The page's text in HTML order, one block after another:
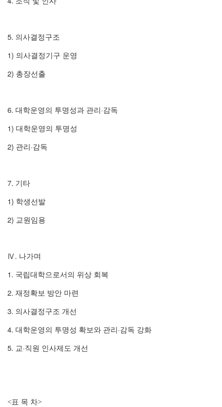
5. 의사결정구조
1) 의사결정기구 운영
2) 총장선출
6. 대학운영의 투명성과 관리 ·감독
1) 대학운영의 투명성
2) 관리 ·감독
7. 기타
1) 학생선발
2) 교원임용
Ⅳ. 나가며
1. 국립대학으로서의 위상 회복
2. 재정확보 방안 마련
3. 의사결정구조 개선
4. 대학운영의 투명성 확보와 관리 ·감독 강화
5. 교·직원 인사제도 개선
<표 목 차>